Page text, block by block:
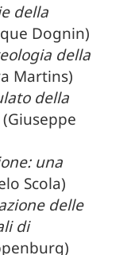
della
Dognin)
della
Martins)
della
(Giuseppe
una
Scola)
delle
di